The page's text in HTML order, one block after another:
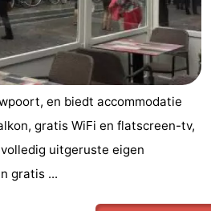
en biedt accommodatie
gratis WiFi en flatscreen-tv,
uitgeruste eigen
gratis ...